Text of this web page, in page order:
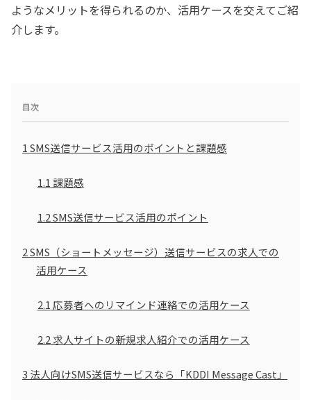
ようなメリットを得られるのか、活用ケースを交えてご紹
介します。
目次
1 SMS送信サービス活用のポイントと課題感
1.1 課題感
1.2SMS送信サービス活用のポイント
2SMS（ショートメッセージ）送信サービスの求人での
活用ケース
2.1 応募者へのリマインド連絡での活用ケース
2.2 求人サイトの新規求人紹介での活用ケース
3 法人向けSMS送信サービスなら「KDDI Message Cast」